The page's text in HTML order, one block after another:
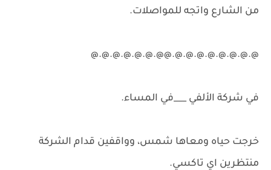
من الشارع واتجه للمواصلات.
@.@.@.@.@.@.@.@.@@.@.@.@.@.@.@
في شركة الألفي ___في المساء.
خرجت حياه ومعاها شمس، وواقفين قدام الشركة
منتظرين اي تاكسي.